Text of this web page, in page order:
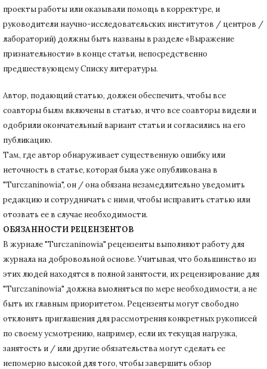
проекты работы или оказывали помощь в корректуре, и
руководители научно-исследовательских институтов / центров /
лабораторий) должны быть названы в разделе «Выражение
признательности» в конце статьи, непосредственно
предшествующему Списку литературы.
Автор, подающий статью, должен обеспечить, чтобы все
соавторы былм включены в статью, и что все соавторы видели и
одобрили окончательный вариант статьи и согласились на его
публикацию.
Там, где автор обнаруживает существенную ошибку или
неточность в статье, которая была уже опубликована в
"Turczaninowia", он / она обязана незамедлительно уведомить
редакцию и сотрудничать с ними, чтобы исправить статью или
отозвать ее в случае необходимости.
ОБЯЗАННОСТИ РЕЦЕНЗЕНТОВ
В журнале "Turczaninowia" рецензенты выполняют работу для
журнала на добровольной основе.Учитывая, что большинство из
этих людей находятся в полной занятости, их рецензирование для
"Turczaninowia" должна выолняться по мере необходимости, а не
быть их главным приоритетом. Рецензенты могут свободно
отклонять приглашения для рассмотрения конкретных рукописей
по своему усмотрению, например, если их текущая нагрузка,
занятость и / или другие обязательства могут сделать ее
непомерно высокой для того, чтобы завершить обзор